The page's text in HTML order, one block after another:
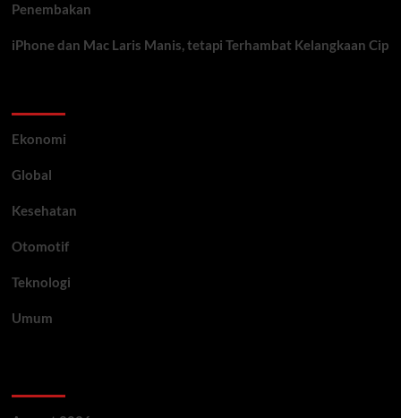
Penembakan
iPhone dan Mac Laris Manis, tetapi Terhambat Kelangkaan Cip
Ekonomi
Global
Kesehatan
Otomotif
Teknologi
Umum